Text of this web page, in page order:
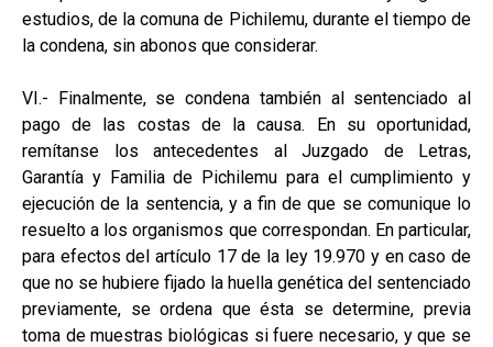
estudios, de la comuna de Pichilemu, durante el tiempo de
la condena, sin abonos que considerar.
VI.- Finalmente, se condena también al sentenciado al
pago de las costas de la causa. En su oportunidad,
remítanse los antecedentes al Juzgado de Letras,
Garantía y Familia de Pichilemu para el cumplimiento y
ejecución de la sentencia, y a fin de que se comunique lo
resuelto a los organismos que correspondan. En particular,
para efectos del artículo 17 de la ley 19.970 y en caso de
que no se hubiere fijado la huella genética del sentenciado
previamente, se ordena que ésta se determine, previa
toma de muestras biológicas si fuere necesario, y que se